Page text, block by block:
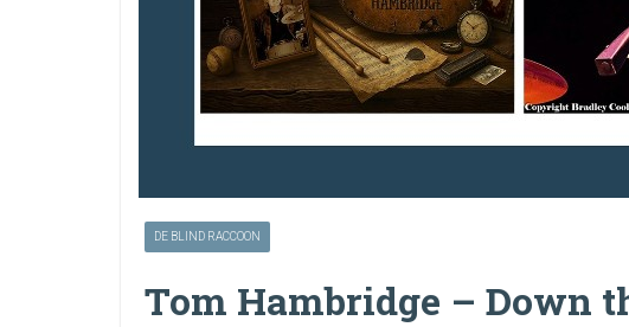
DE BLIND RACCOON
Tom Hambridge – Down